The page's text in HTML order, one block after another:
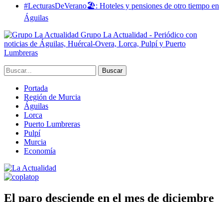
#LecturasDeVerano🏖: Hoteles y pensiones de otro tiempo en
Águilas
Grupo La Actualidad - Periódico con
noticias de Águilas, Huércal-Overa, Lorca, Pulpí y Puerto
Lumbreras
Portada
Región de Murcia
Águilas
Lorca
Puerto Lumbreras
Pulpí
Murcia
Economía
El paro desciende en el mes de diciembre